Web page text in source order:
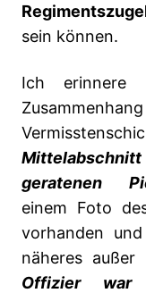
sein können.
Ich erinnere
geratenen
einem Foto
vorhanden
näheres
Offizier